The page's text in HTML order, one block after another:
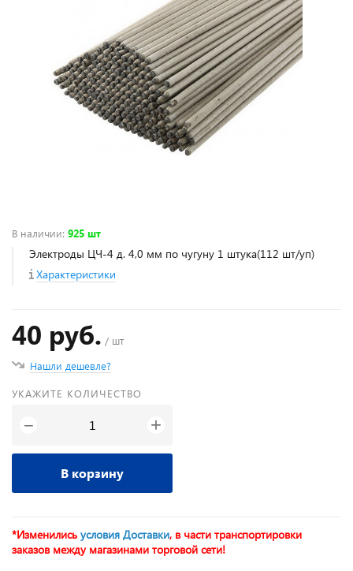
В наличии: 925 шт
Электроды ЦЧ-4 д. 4,0 мм по чугуну 1 штука(112 шт/уп)
Характеристики
40 руб. / шт
Нашли дешевле?
УКАЖИТЕ КОЛИЧЕСТВО
− +
В корзину
*Изменились условия Доставки, в части транспортировки
заказов между магазинами торговой сети!